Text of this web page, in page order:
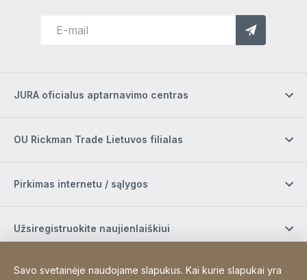
JURA oficialus aptarnavimo centras
OU Rickman Trade Lietuvos filialas
Pirkimas internetu / sąlygos
Užsiregistruokite naujienlaiškiui
Socialinė žiniasklaida
Savo svetainėje naudojame slapukus. Kai kurie slapukai yra